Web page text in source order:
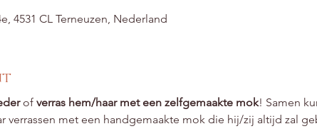
4531 CL Terneuzen, Nederland
of verras hem/haar met een zelfgemaakte mok! Samen
verrassen met een handgemaakte mok die hij/zij altijd zal